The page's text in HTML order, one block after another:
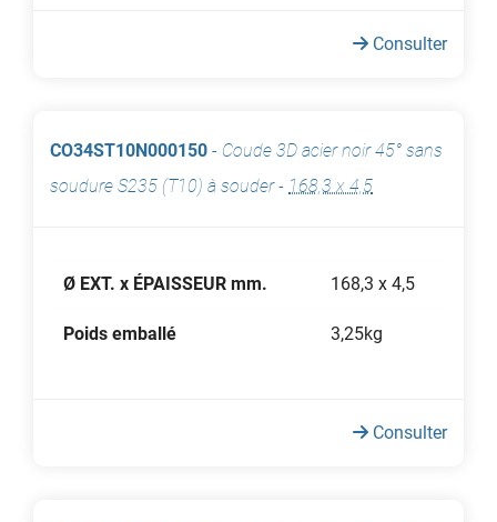
Consulter
CO34ST10N000150 - Coude 3D acier noir 45° sans
soudure S235 (T10) à souder- 168,3 x 4,5
Ø EXT. x ÉPAISSEUR mm. 168,3 x 4,5
Poids emballé 3,25kg
Consulter